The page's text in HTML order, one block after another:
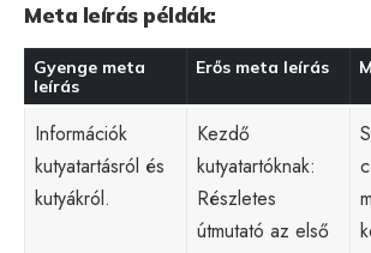
Meta leírás példák:
Gyenge meta
leírás
Erős meta leírás
Információk
kutyatartásról és
kutyákról.
Kezdő
kutyatartóknak:
Részletes
útmutató az első